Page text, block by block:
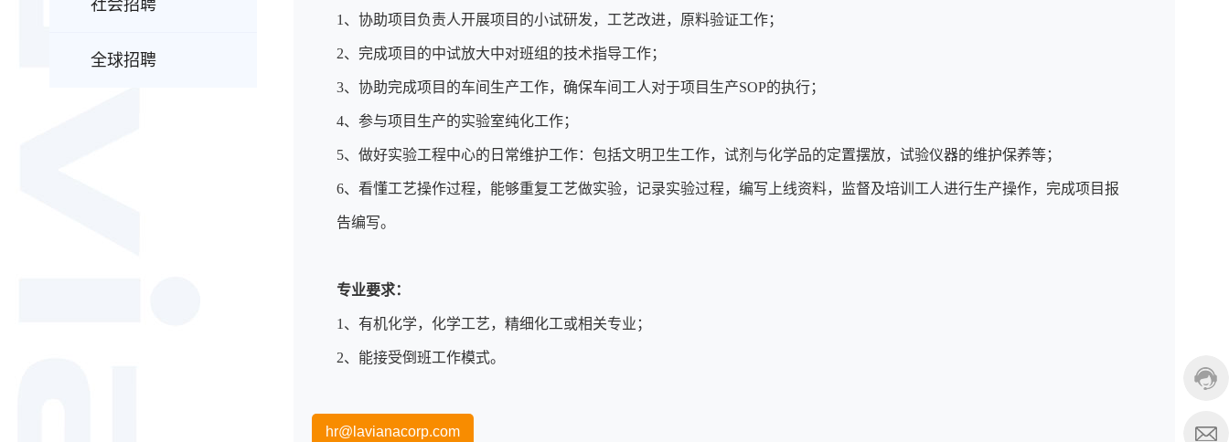
社会招聘
全球招聘
1、协助项目负责人开展项目的小试研发，工艺改进，原料验证工作；
2、完成项目的中试放大中对班组的技术指导工作；
3、协助完成项目的车间生产工作，确保车间工人对于项目生产SOP的执行；
4、参与项目生产的实验室纯化工作；
5、做好实验工程中心的日常维护工作：包括文明卫生工作，试剂与化学品的定置摆放，试验仪器的维护保养等；
6、看懂工艺操作过程，能够重复工艺做实验，记录实验过程，编写上线资料，监督及培训工人进行生产操作，完成项目报
告编写。
专业要求：
1、有机化学，化学工艺，精细化工或相关专业；
2、能接受倒班工作模式。
hr@lavianacorp.com